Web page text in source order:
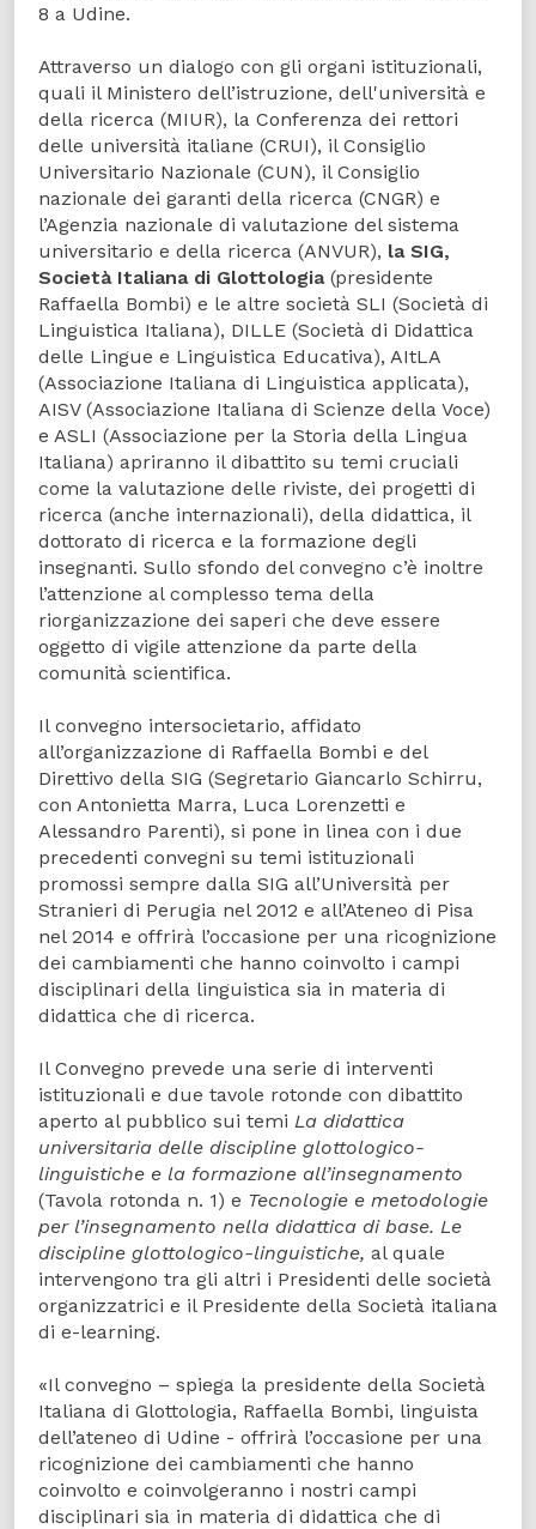
8 a Udine.
Attraverso un dialogo con gli organi istituzionali,
quali il Ministero dell’istruzione, dell'università e
della ricerca (MIUR), la Conferenza dei rettori
delle università italiane (CRUI), il Consiglio
Universitario Nazionale (CUN), il Consiglio
nazionale dei garanti della ricerca (CNGR) e
l’Agenzia nazionale di valutazione del sistema
universitario e della ricerca (ANVUR), la SIG,
Società Italiana di Glottologia(presidente
Raffaella Bombi) e le altre società SLI (Società di
Linguistica Italiana), DILLE (Società di Didattica
delle Lingue e Linguistica Educativa), AItLA
(Associazione Italiana di Linguistica applicata),
AISV (Associazione Italiana di Scienze della Voce)
e ASLI (Associazione per la Storia della Lingua
Italiana) apriranno il dibattito su temi cruciali
come la valutazione delle riviste, dei progetti di
ricerca (anche internazionali), della didattica, il
dottorato di ricerca e la formazione degli
insegnanti. Sullo sfondo del convegno c’è inoltre
l’attenzione al complesso tema della
riorganizzazione dei saperi che deve essere
oggetto di vigile attenzione da parte della
comunità scientifica.
Il convegno intersocietario, affidato
all’organizzazione di Raffaella Bombi e del
Direttivo della SIG (Segretario Giancarlo Schirru,
con Antonietta Marra, Luca Lorenzetti e
Alessandro Parenti), si pone in linea con i due
precedenti convegni su temi istituzionali
promossi sempre dalla SIG all’Università per
Stranieri di Perugia nel 2012 e all’Ateneo di Pisa
nel 2014 e offrirà l’occasione per una ricognizione
dei cambiamenti che hanno coinvolto i campi
disciplinari della linguistica sia in materia di
didattica che di ricerca.
Il Convegno prevede una serie di interventi
istituzionali e due tavole rotonde con dibattito
aperto al pubblico sui temi La didattica
universitaria delle discipline glottologico-
linguistiche e la formazione all’insegnamento
(Tavola rotonda n. 1) e Tecnologie e metodologie
per l’insegnamento nella didattica di base. Le
discipline glottologico-linguistiche, al quale
intervengono tra gli altri i Presidenti delle società
organizzatrici e il Presidente della Società italiana
di e-learning.
«Il convegno – spiega la presidente della Società
Italiana di Glottologia, Raffaella Bombi, linguista
dell’ateneo di Udine - offrirà l’occasione per una
ricognizione dei cambiamenti che hanno
coinvolto e coinvolgeranno i nostri campi
disciplinari sia in materia di didattica che di